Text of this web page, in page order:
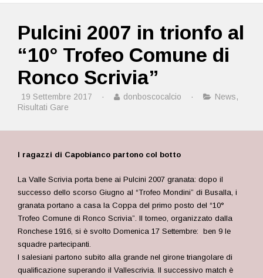
Pulcini 2007 in trionfo al
“10° Trofeo Comune di
Ronco Scrivia”
19 Settembre 2017 · donboscocalcio · News,
Risultati Gare
I ragazzi di Capobianco partono col botto
La Valle Scrivia porta bene ai Pulcini 2007 granata: dopo il
successo dello scorso Giugno al “Trofeo Mondini” di Busalla, i
granata portano a casa la Coppa del primo posto del “10°
Trofeo Comune di Ronco Scrivia”. Il torneo, organizzato dalla
Ronchese 1916, si è svolto Domenica 17 Settembre: ben 9 le
squadre partecipanti.
I salesiani partono subito alla grande nel girone triangolare di
qualificazione superando il Vallescrivia. Il successivo match è